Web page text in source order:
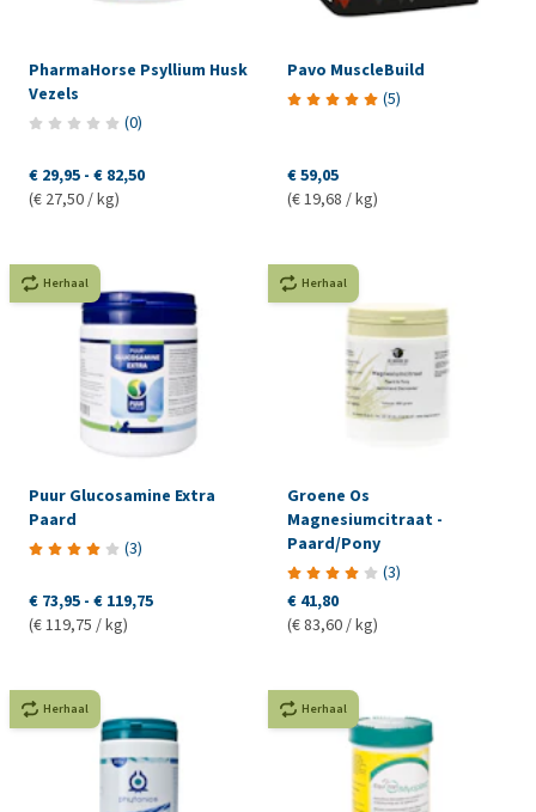
PharmaHorse Psyllium Husk
Vezels
(0)
€ 29,95 - € 82,50
(€ 27,50 / kg)
Pavo MuscleBuild
(5)
€ 59,05
(€ 19,68 / kg)
Herhaal
Puur Glucosamine Extra
Paard
(3)
€ 73,95 - € 119,75
(€ 119,75 / kg)
Herhaal
Groene Os
Magnesiumcitraat -
Paard/Pony
(3)
€ 41,80
(€ 83,60 / kg)
Herhaal Herhaal